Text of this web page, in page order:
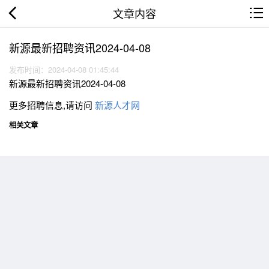
文章内容
新源最新招聘资讯2024-04-08
发布时间：2024-04-08 01:45:44
新源最新招聘资讯2024-04-08
更多招聘信息,请访问 新源人才网
相关文章